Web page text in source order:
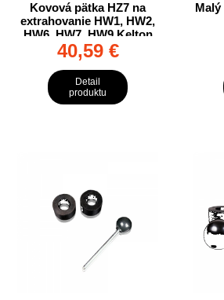
Kovová pätka HZ7 na
extrahovanie HW1, HW2,
HW6, HW7, HW9 Kelton
HEAVY
40,59 €
Detail
produktu
Malý